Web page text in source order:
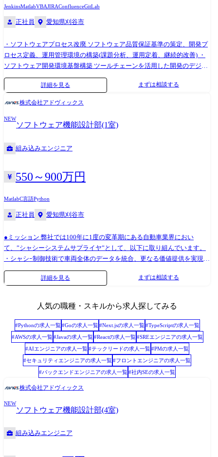
JenkinsMatlabVBAJIRAConfluenceGitLab
正社員 愛知県刈谷市
・ソフトウェアプロセス改廃 ソフトウェア品質保証基準の策定、開発プ
ロセス定義、運用管理環境の構築(課題分析、運用定着、継続的改善) ・
ソフトウェア開発環境基盤構築 ツールチェーンを活用した開発のデジタ
ル化戦略策定、構築、展開、ソフトウェアテスト・開発支援環境の構築
(CI/CD環境、バーチャル検証環境、自動テスト) ・シミュレーション環境
導入による早期検証の実現/開発サイクル短縮(フィードバックループ高速
ル> C/C++、Python、VBA、Redmine、JIRA/Confluence、Git、SVN、
Jenkins、WinAMS、MATLAB/Simulink、PolySpace、QA-C、WinAMS、
Doors、EnterpriseArchitect、UnderStand、LATIX、FOSSID、HILS/MILS
詳細を見る まずは相談する
株式会社アドヴィックス
NEW
ソフトウェア機能設計部(1室)
組み込みエンジニア
550～900万円
MatlabC言語Python
正社員 愛知県刈谷市
●ミッション 弊社では100年に1度の変革期にある自動車業界におい
て、”シャシーシステムサプライヤ”として、以下に取り組んでいます。
・シャシｰ制御技術で車両全体のデータを統合、更なる価値提供を実現す
る車両統合制御システム開発 ・ブレーキ制御用コンピュータが保有する
車両状態、路面状態等のデータを分析・演算し各サービスへ提供し社会
より新設された部署・ポジションとなり、今後の弊社を担う非常に重要
かつ注目度の高い事業領域・役割となっております。 自動車に欠かす事
のできない”ブレーキ”という製品領域において国内外トップクラスシェ
アを誇る当社にて、次世代の車両制御システムにおけるソフトウェア開
発をお任せいたします。 【主な業務内容】 ・車両メーカーや他サプライ
ヤとの協業によるシャシー全体のデータを活用した「車両統合制御シス
テム」の開発 →ソフトウェア開発を始めとし、ゆくゆくは仕様開発や車
両適合といった一連の業務をご担当頂きたいと考えております。 ・豊富
なシャシー系データを活用し社会に貢献する「データ利活用」開発 <プ
クルマの安全機能である横滑り防止装置(ESC)の開発でアドヴィックスが
車両走行情報(車速や前後加速度など)をクラウド演算して車両の重量をリ
アルタイムで推定することで、従来は算出が難しかった地域ごとのごみ
詳細を見る まずは相談する
人気の職種・スキルから求人探してみる
#Pythonの求人一覧 #Goの求人一覧 #Next.jsの求人一覧 #TypeScriptの求人一覧
#AWSの求人一覧 #Javaの求人一覧 #Reactの求人一覧 #SREエンジニアの求人一覧
#AIエンジニアの求人一覧#テックリードの求人一覧#PMの求人一覧
#セキュリティエンジニアの求人一覧#フロントエンジニアの求人一覧
#バックエンドエンジニアの求人一覧#社内SEの求人一覧
株式会社アドヴィックス
NEW
ソフトウェア機能設計部(4室)
組み込みエンジニア